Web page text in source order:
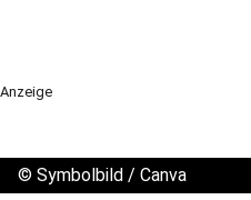
Anzeige
© Symbolbild / Canva